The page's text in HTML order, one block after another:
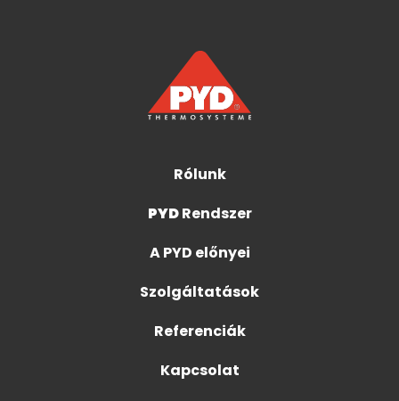
Rólunk
PYDRendszer
A PYD előnyei
Szolgáltatások
Referenciák
Kapcsolat